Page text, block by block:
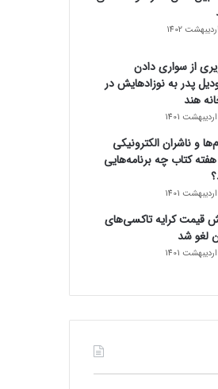
از سواری دادن
پدر به نوزادهایش در
هند
و ناشران الکترونیکی
کتاب چه برنامه‌هایی
قیمت کرایه تاکسی‌های
لغو شد